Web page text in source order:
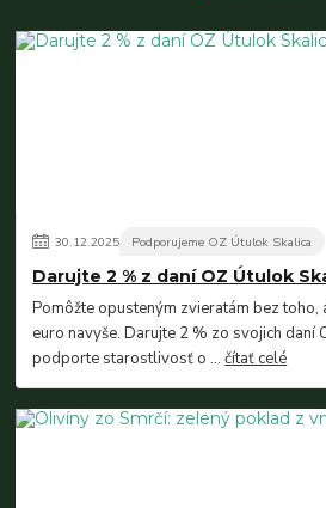
30.12.2025 Podporujeme OZ Útulok Skalica
Darujte 2 % z daní OZ Útulok
Pomôžte opusteným zvieratám bez toho,
euro navyše. Darujte 2 % zo svojich daní
podporte starostlivosť o ...čítať celé